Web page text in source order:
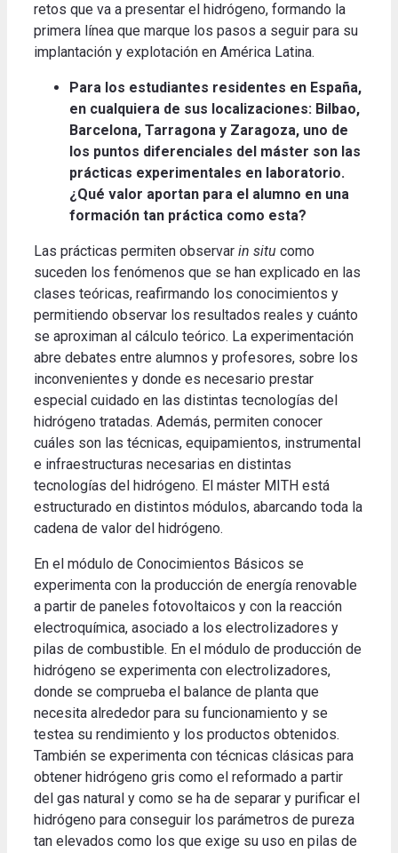
retos que va a presentar el hidrógeno, formando la
primera línea que marque los pasos a seguir para su
implantación y explotación en América Latina.
Para los estudiantes residentes en España,
en cualquiera de sus localizaciones: Bilbao,
Barcelona, Tarragona y Zaragoza, uno de
los puntos diferenciales del máster son las
prácticas experimentales en laboratorio.
¿Qué valor aportan para el alumno en una
formación tan práctica como esta?
Las prácticas permiten observar in situ como
suceden los fenómenos que se han explicado en las
clases teóricas, reafirmando los conocimientos y
permitiendo observar los resultados reales y cuánto
se aproximan al cálculo teórico. La experimentación
abre debates entre alumnos y profesores, sobre los
inconvenientes y donde es necesario prestar
especial cuidado en las distintas tecnologías del
hidrógeno tratadas. Además, permiten conocer
cuáles son las técnicas, equipamientos, instrumental
e infraestructuras necesarias en distintas
tecnologías del hidrógeno. El máster MITH está
estructurado en distintos módulos, abarcando toda la
cadena de valor del hidrógeno.
En el módulo de Conocimientos Básicos se
experimenta con la producción de energía renovable
a partir de paneles fotovoltaicos y con la reacción
electroquímica, asociado a los electrolizadores y
pilas de combustible. En el módulo de producción de
hidrógeno se experimenta con electrolizadores,
donde se comprueba el balance de planta que
necesita alrededor para su funcionamiento y se
testea su rendimiento y los productos obtenidos.
También se experimenta con técnicas clásicas para
obtener hidrógeno gris como el reformado a partir
del gas natural y como se ha de separar y purificar el
hidrógeno para conseguir los parámetros de pureza
tan elevados como los que exige su uso en pilas de